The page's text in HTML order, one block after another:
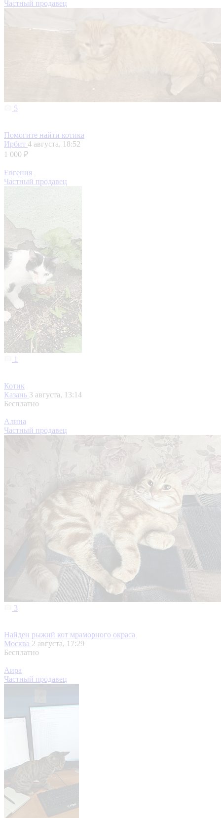
Частный продавец
5
Помогите найти котика
Ирбит 4 августа, 18:52
1 000 ₽
Евгения
Частный продавец
1
Котик
Казань 3 августа, 13:14
Бесплатно
Алина
Частный продавец
3
Найден рыжий кот мраморного окраса
Москва 2 августа, 17:29
Бесплатно
Аира
Частный продавец